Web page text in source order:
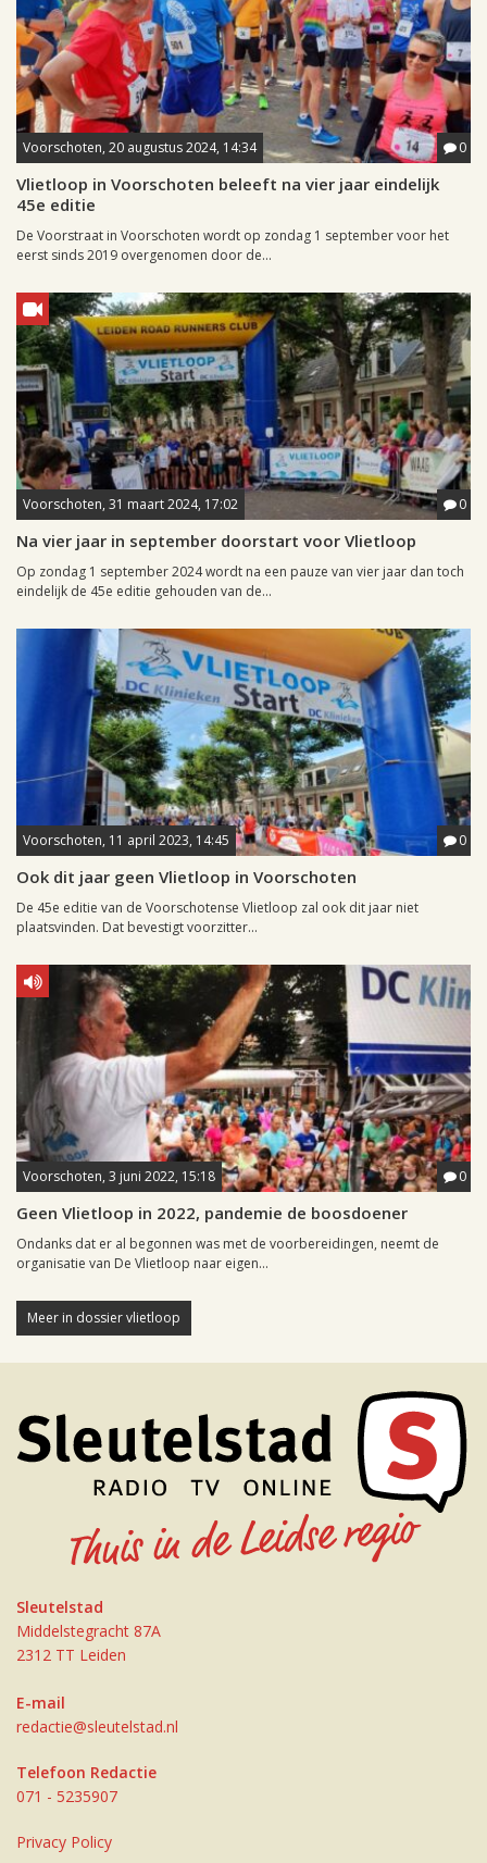
Voorschoten, 20 augustus 2024, 14:34 0
Vlietloop in Voorschoten beleeft na vier jaar eindelijk
45e editie
De Voorstraat in Voorschoten wordt op zondag 1 september voor het
eerst sinds 2019 overgenomen door de...
Voorschoten, 31 maart 2024, 17:02 0
Na vier jaar in september doorstart voor Vlietloop
Op zondag 1 september 2024 wordt na een pauze van vier jaar dan toch
eindelijk de 45e editie gehouden van de...
Voorschoten, 11 april 2023, 14:45 0
Ook dit jaar geen Vlietloop in Voorschoten
De 45e editie van de Voorschotense Vlietloop zal ook dit jaar niet
plaatsvinden. Dat bevestigt voorzitter...
Voorschoten, 3 juni 2022, 15:18 0
Geen Vlietloop in 2022, pandemie de boosdoener
Ondanks dat er al begonnen was met de voorbereidingen, neemt de
organisatie van De Vlietloop naar eigen...
Meer in dossier vlietloop
Sleutelstad
Middelstegracht 87A
2312 TT Leiden
E-mail
redactie@sleutelstad.nl
Telefoon Redactie
071 - 5235907
Privacy Policy